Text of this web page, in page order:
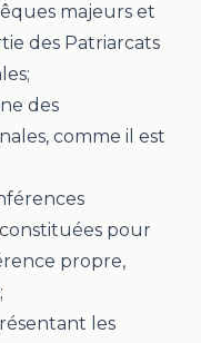
majeurs et
des Patriarcats
des
comme il est
pour
propre,
les